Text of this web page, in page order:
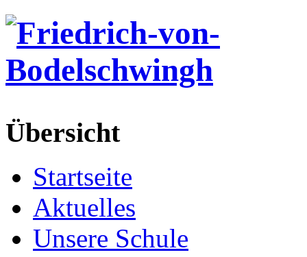
Übersicht
Startseite
Aktuelles
Unsere Schule